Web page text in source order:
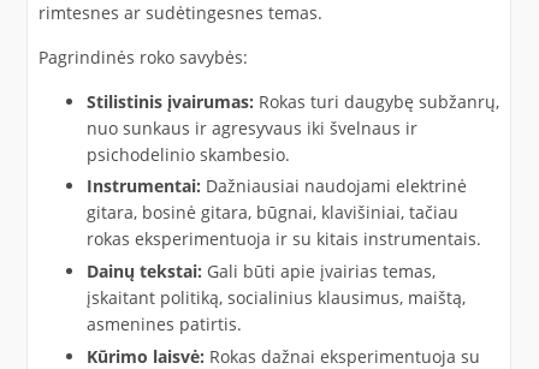
rimtesnes ar sudėtingesnes temas.
Pagrindinės roko savybės:
Stilistinis įvairumas: Rokas turi daugybę subžanrų,
nuo sunkaus ir agresyvaus iki švelnaus ir
psichodelinio skambesio.
Instrumentai: Dažniausiai naudojami elektrinė
gitara, bosinė gitara, būgnai, klavišiniai, tačiau
rokas eksperimentuoja ir su kitais instrumentais.
Dainų tekstai: Gali būti apie įvairias temas,
įskaitant politiką, socialinius klausimus, maištą,
asmenines patirtis.
Kūrimo laisvė: Rokas dažnai eksperimentuoja su